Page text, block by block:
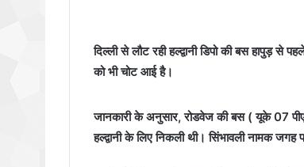
दिल्ली से लौट रही हल्द्वानी डिपो की बस हापुड़ से
को भी चोट आई है।
जानकारी के अनुसार, रोडवेज की बस ( यूके 07 पीए
हल्द्वानी के लिए निकली थी। सिंभावली नामक